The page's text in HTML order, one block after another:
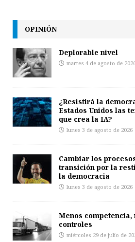
OPINIÓN
Deplorable nivel
martes 4 de agosto de
¿Resistirá la
Estados Unidos las
que crea la IA?
lunes 3 de agosto de 2026
Cambiar los
transición por la
la democracia
lunes 3 de agosto de 2026
Menos competencia,
controles
miércoles 29 de julio de